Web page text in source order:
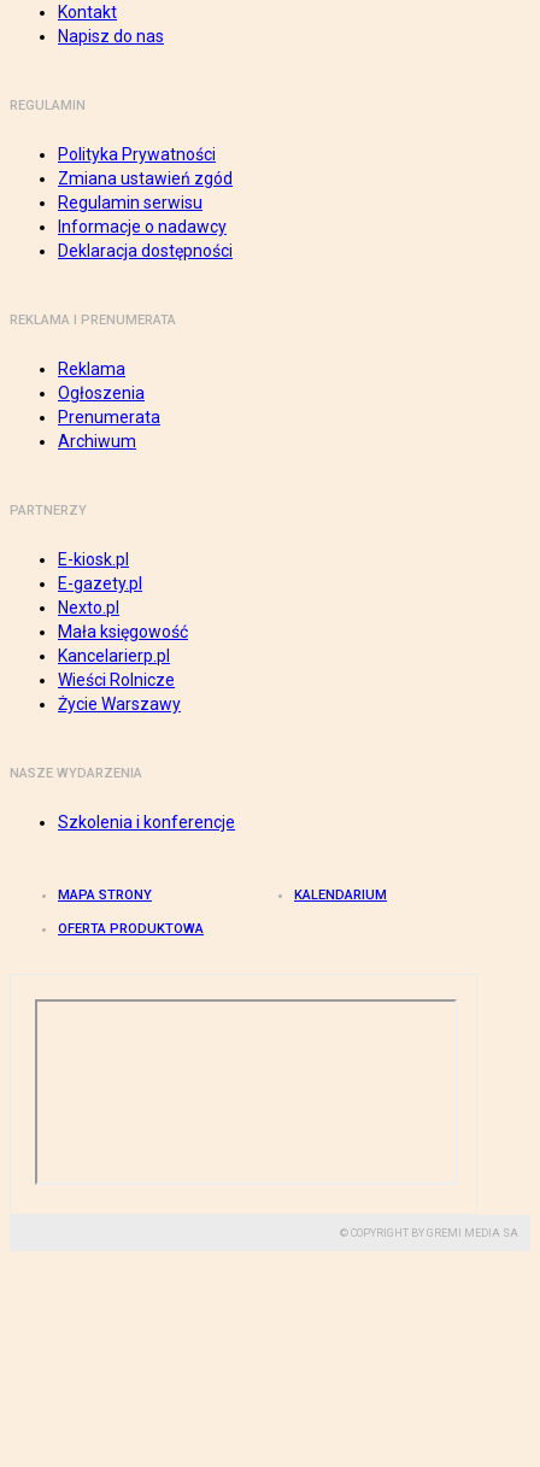
Kontakt
Napisz do nas
REGULAMIN
Polityka Prywatności
Zmiana ustawień zgód
Regulamin serwisu
Informacje o nadawcy
Deklaracja dostępności
REKLAMA I PRENUMERATA
Reklama
Ogłoszenia
Prenumerata
Archiwum
PARTNERZY
E-kiosk.pl
E-gazety.pl
Nexto.pl
Mała księgowość
Kancelarierp.pl
Wieści Rolnicze
Życie Warszawy
NASZE WYDARZENIA
Szkolenia i konferencje
MAPA STRONY KALENDARIUM
OFERTA PRODUKTOWA
© COPYRIGHT BY GREMI MEDIA SA